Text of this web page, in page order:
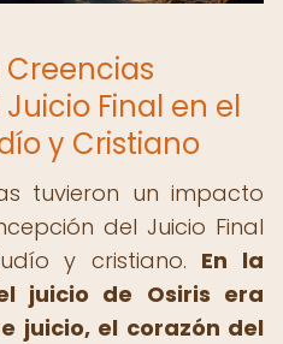
Final en el
y Cristiano
tuvieron un impacto
del Juicio Final
y cristiano. En la
juicio de Osiris era
juicio, el corazón del